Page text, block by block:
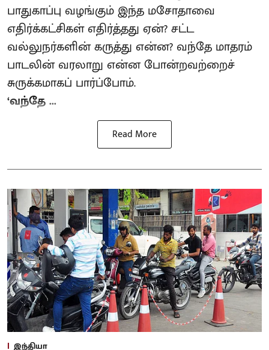
பாதுகாப்பு வழங்கும் இந்த மசோதாவை
எதிர்க்கட்சிகள் எதிர்த்தது ஏன்? சட்ட
வல்லுநர்களின் கருத்து என்ன? வந்தே மாதரம்
பாடலின் வரலாறு என்ன போன்றவற்றைச்
சுருக்கமாகப் பார்ப்போம்.
‘வந்தே ...
Read More
இந்தியா